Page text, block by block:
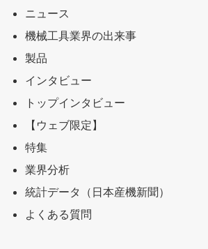
ニュース
機械工具業界の出来事
製品
インタビュー
トップインタビュー
【ウェブ限定】
特集
業界分析
統計データ（日本産機新聞）
よくある質問